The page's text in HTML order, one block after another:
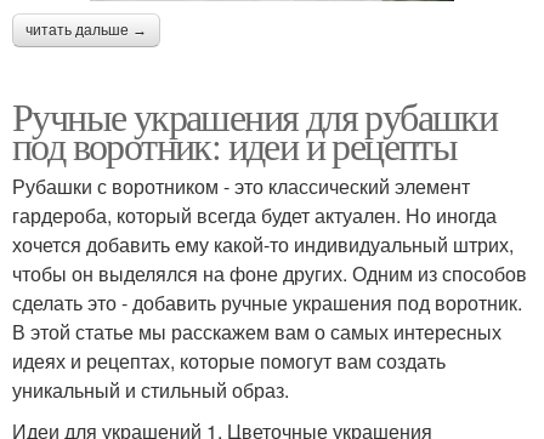
читать дальше →
Ручные украшения для рубашки
под воротник: идеи и рецепты
Рубашки с воротником - это классический элемент
гардероба, который всегда будет актуален. Но иногда
хочется добавить ему какой-то индивидуальный штрих,
чтобы он выделялся на фоне других. Одним из способов
сделать это - добавить ручные украшения под воротник.
В этой статье мы расскажем вам о самых интересных
идеях и рецептах, которые помогут вам создать
уникальный и стильный образ.
Идеи для украшений 1. Цветочные украшения